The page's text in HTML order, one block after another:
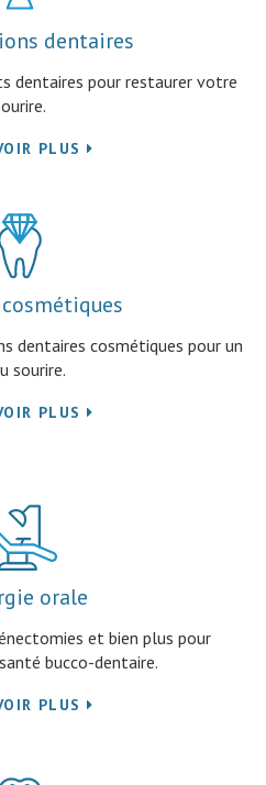
dentaires
dentaires pour restaurer votre
PLUS
dentaires cosmétiques pour un
sourire.
PLUS
orale
et bien plus pour
bucco-dentaire.
PLUS